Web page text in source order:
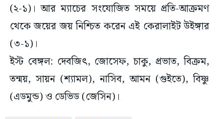
(২-১)। আর ম্যাচের সংযোজিত সময়ে প্রতি-আক্রমণ
থেকে জয়ের জয় নিশ্চিত করেন এই কেরালাইট উইঙ্গার
(৩-১)।
ইস্ট বেঙ্গল: দেবজিৎ, জোসেফ, চাকু, প্রভাত, বিক্রম,
তন্ময়, সায়ন (শ্যামল), নাসিব, আমন (গুইতে), বিষ্ণু
(এডমুন্ড) ও ডেভিড (জেসিন)।